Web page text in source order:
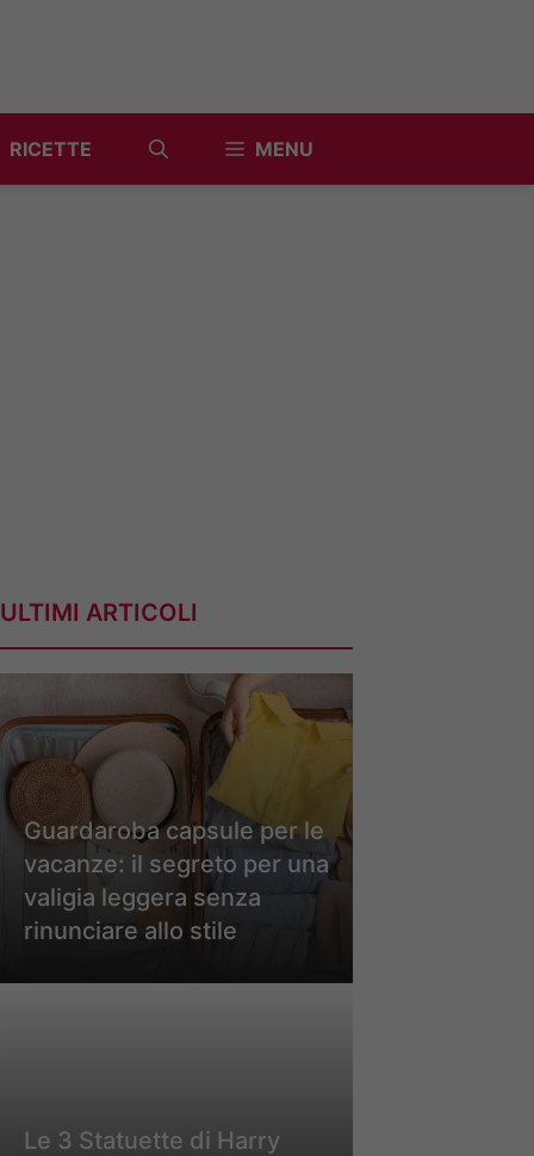
RICETTE MENU
ULTIMI ARTICOLI
Guardaroba capsule per le
vacanze: il segreto per una
valigia leggera senza
rinunciare allo stile
Le 3 Statuette di Harry